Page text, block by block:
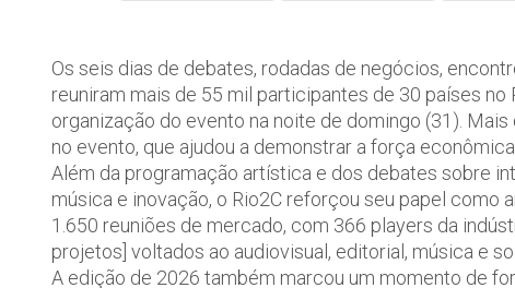
Os seis dias de debates, rodadas de negócios,
reuniram mais de 55 mil participantes de 30 países
organização do evento na noite de domingo (31).
no evento, que ajudou a demonstrar a força
Além da programação artística e dos debates sobre
música e inovação, o Rio2C reforçou seu papel
1.650 reuniões de mercado, com 366 players da
projetos] voltados ao audiovisual, editorial, música e
A edição de 2026 também marcou um momento de